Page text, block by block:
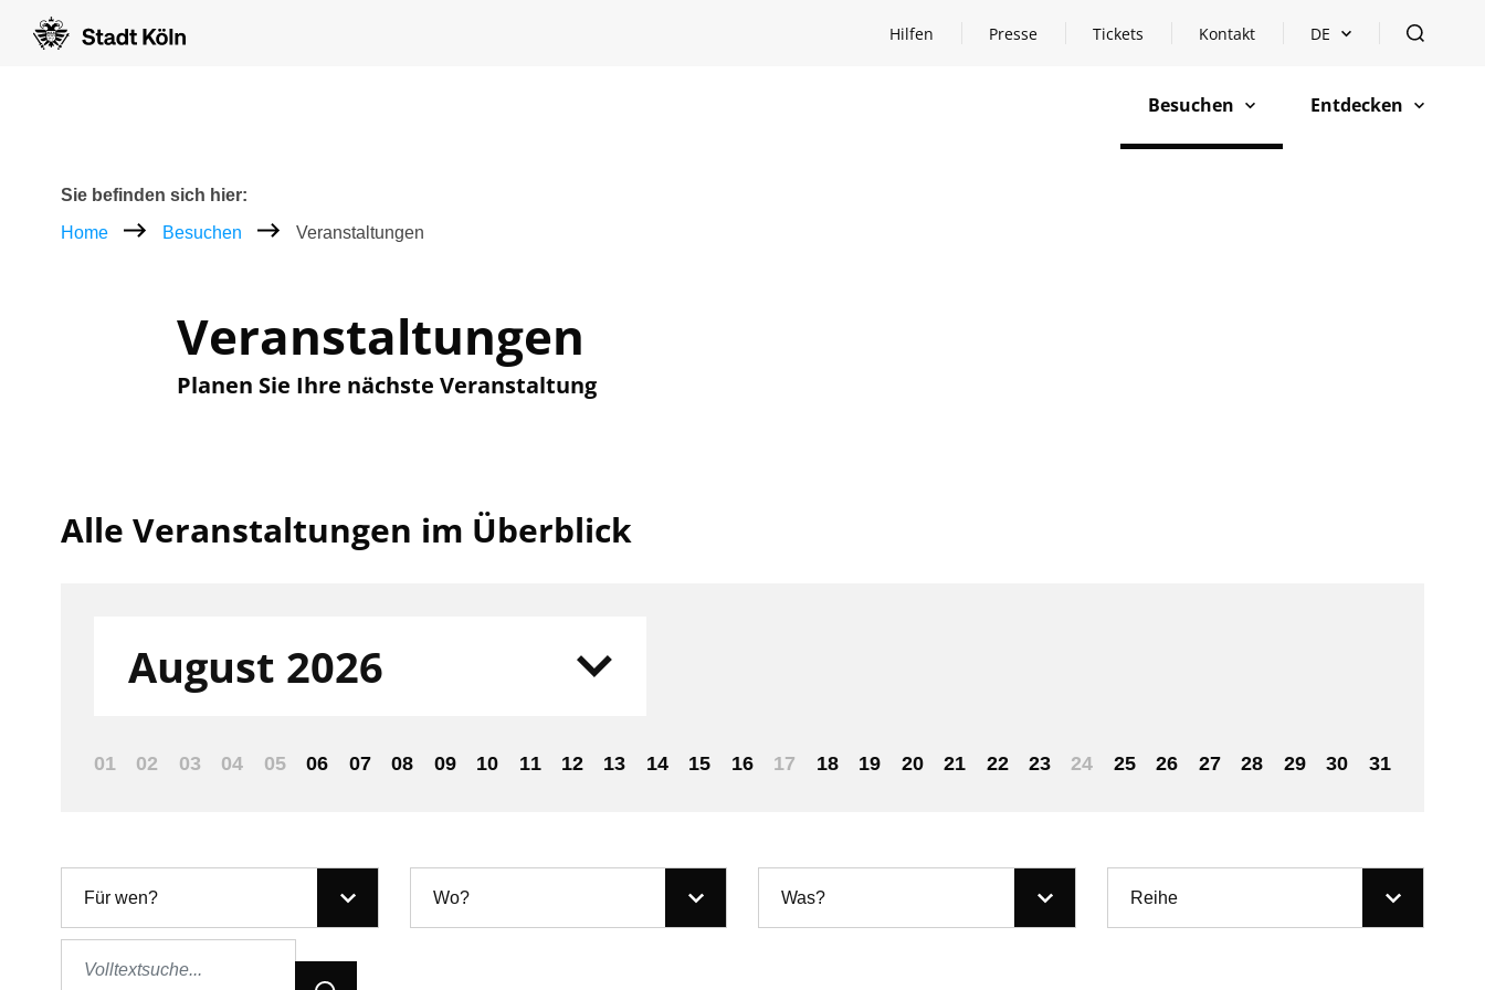
Hilfen
Hilfen öffnen Presse Tickets Kontakt Sprachauswahl öffnen
DE öffnen
Besuchen
öffnen Entdecken
öffnen
Breadcrumb
Sie befinden sich hier:
Home
Besuchen Veranstaltungen
Veranstaltungen
Planen Sie Ihre nächste Veranstaltung
Alle Veranstaltungen im Überblick
August 2026
01 02 03 04 05 06 07 08 09 10 11 12 13 14 15 16 17 18 19 20 21 22 23 24 25 26 27 28 29 30 31
Für wen? Wo? Was? Reihe